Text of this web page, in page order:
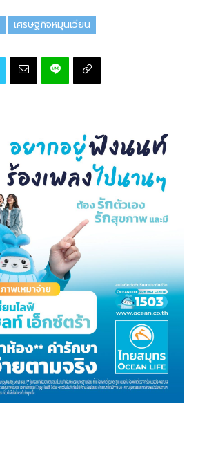
เศรษฐกิจหมุนเวียน